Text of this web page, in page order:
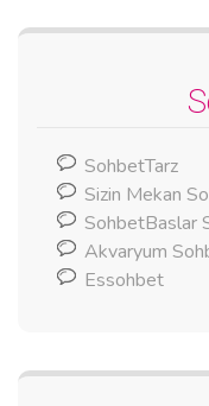
SohbetTarz
Sizin Mekan
SohbetBaslar
Akvaryum
Essohbet